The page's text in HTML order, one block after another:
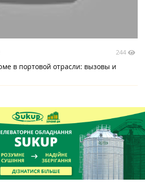
244
в портовой отрасли: вызовы и